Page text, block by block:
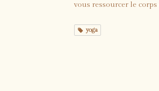
vous ressourcer le corps
yoga